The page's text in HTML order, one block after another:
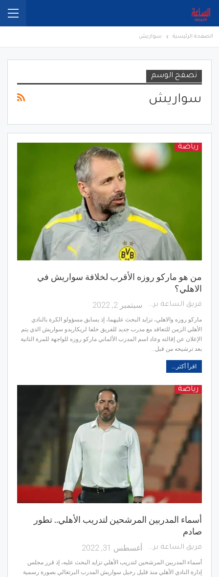
الصفحة الرئيسية سواريش
تصفح الوسم
سواريش
رياضة
من هو ماركو روزه الأقرب لخلافة سواريش في
الاهلي؟
فريق الساعة برس سبتمبر 2, 2022
ماركو روزه والاهلي، تزايد البحث عليهما، إذ يسابق مسؤولو الكرة بالنادي
الأهلي الزمن للتعاقد مع مدرب جديد للفريق خلفا لريكاريدو سواريش الذي يتم
الإعلان عن إقالته وعاد اسم المدرب الألماني ماركو روزه للواجهة للمرة الثانية
بعد ترشيحه من قبل…
اقرأ أكثر...
رياضة
أسماء المدربين المرشحين لتدريب الأهلي.. تطور
صادم
فريق الساعة برس أغسطس 31, 2022
أسماء المدربين المرشحين لتدريب الأهلي تزايد البحث عليه، إذ قرر مجلس
إدارة النادي الأهلي منذ قليل رحيل سواريش المدرب البرتغالي بصورة رسمية